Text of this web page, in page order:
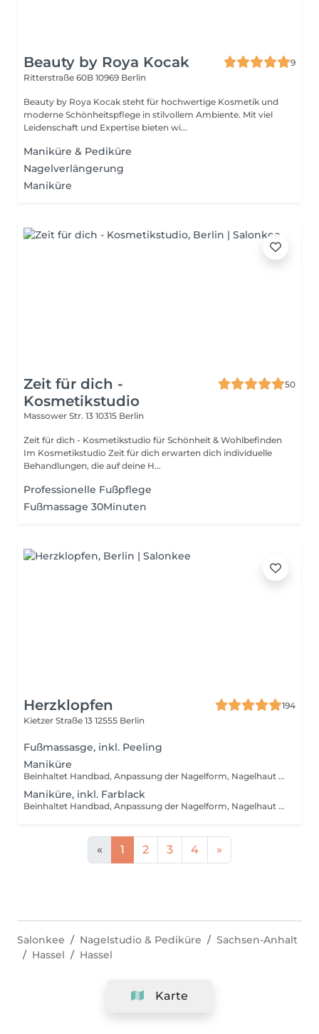
Beauty by Roya Kocak
9
Ritterstraße 60B 10969 Berlin
Beauty by Roya Kocak steht für hochwertige Kosmetik und
moderne Schönheitspflege in stilvollem Ambiente. Mit viel
Leidenschaft und Expertise bieten wi...
Maniküre & Pediküre
Nagelverlängerung
Maniküre
Zeit für dich -
Kosmetikstudio
50
Massower Str. 13 10315 Berlin
Zeit für dich - Kosmetikstudio für Schönheit & Wohlbefinden
Im Kosmetikstudio Zeit für dich erwarten dich individuelle
Behandlungen, die auf deine H...
Professionelle Fußpflege
Fußmassage 30Minuten
Herzklopfen
194
Kietzer Straße 13 12555 Berlin
Fußmassasge, inkl. Peeling
Maniküre
Beinhaltet Handbad, Anpassung der Nagelform, Nagelhaut entfernen, polieren der Nageloberfläche, Tiefenpflege
Maniküre, inkl. Farblack
Beinhaltet Handbad, Anpassung der Nagelform, Nagelhaut entfernen, Tiefenpflege, Farblack
« 1 2 3 4 »
Karte
Salonkee Nagelstudio & Pediküre
Sachsen-Anhalt
Hassel
Hassel